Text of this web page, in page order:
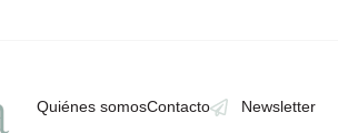
Quiénes somosContacto Newsletter